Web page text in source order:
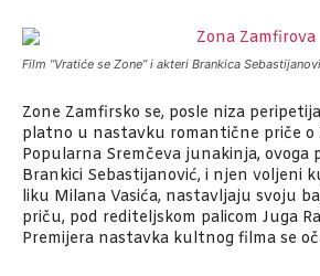
Film “Vratiće se Zone” i akteri Brankica
Zone Zamfirsko se, posle niza
platno u nastavku romantične priče o
Popularna Sremčeva junakinja, ovoga
Brankici Sebastijanović, i njen voljeni
liku Milana Vasića, nastavljaju svoju
priču, pod rediteljskom palicom Juga
Premijera nastavka kultnog filma se